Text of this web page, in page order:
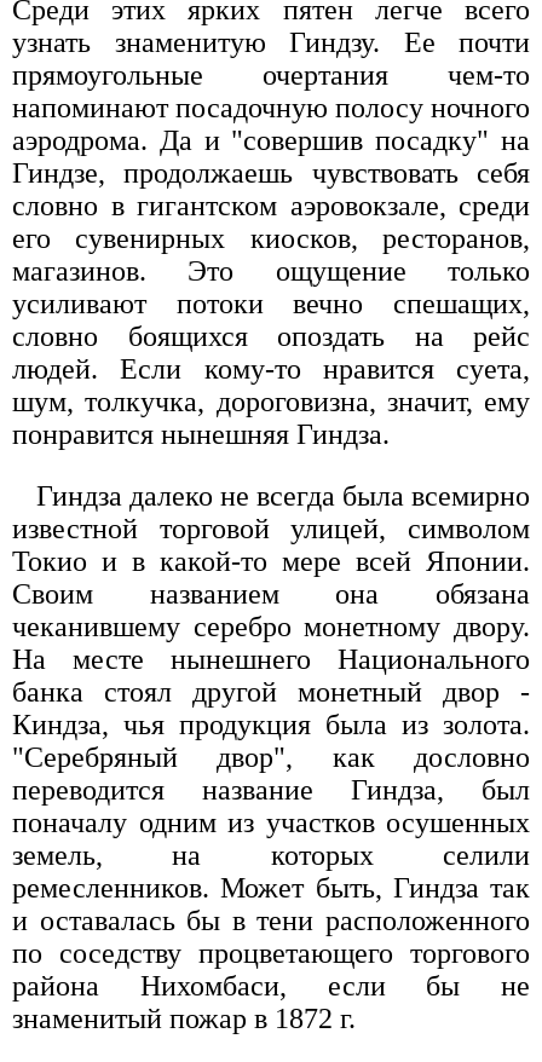
Среди этих ярких пятен легче всего
узнать знаменитую Гиндзу. Ее почти
прямоугольные очертания чем-то
напоминают посадочную полосу ночного
аэродрома. Да и "совершив посадку" на
Гиндзе, продолжаешь чувствовать себя
словно в гигантском аэровокзале, среди
его сувенирных киосков, ресторанов,
магазинов. Это ощущение только
усиливают потоки вечно спешащих,
словно боящихся опоздать на рейс
людей. Если кому-то нравится суета,
шум, толкучка, дороговизна, значит, ему
понравится нынешняя Гиндза.
Гиндза далеко не всегда была всемирно
известной торговой улицей, символом
Токио и в какой-то мере всей Японии.
Своим названием она обязана
чеканившему серебро монетному двору.
На месте нынешнего Национального
банка стоял другой монетный двор -
Киндза, чья продукция была из золота.
"Серебряный двор", как дословно
переводится название Гиндза, был
поначалу одним из участков осушенных
земель, на которых селили
ремесленников. Может быть, Гиндза так
и оставалась бы в тени расположенного
по соседству процветающего торгового
района Нихомбаси, если бы не
знаменитый пожар в 1872 г.